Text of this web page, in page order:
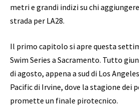
metri e grandi indizi su chi
strada per LA28.
Il primo capitolo si apre questa
Swim Series a Sacramento. Tutto
di agosto, appena a sud di Los
Pacific di Irvine, dove la stagione dei
promette un finale pirotecnico.